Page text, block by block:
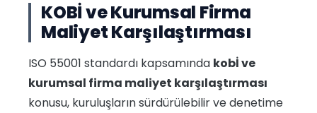
KOBİ ve Kurumsal Firma
Maliyet Karşılaştırması
ISO 55001 standardı kapsamında kobİ ve
kurumsal firma maliyet karşılaştırması
konusu, kuruluşların sürdürülebilir ve denetime